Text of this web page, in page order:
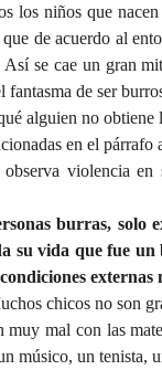
los niños que
de acuerdo al
se cae un gran
fantasma de ser
en el
violencia
burras, solo
su vida que fue
chicos no son
muy mal con las
músico, un tenista,